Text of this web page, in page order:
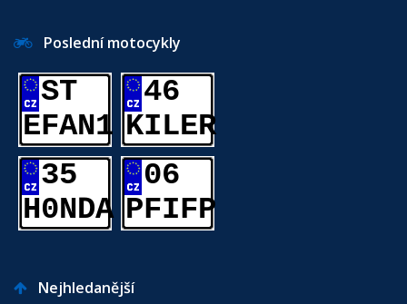
Poslední motocykly
ST
EFAN1
46
KILER
35
H0NDA
06
PFIFP
Nejhledanější